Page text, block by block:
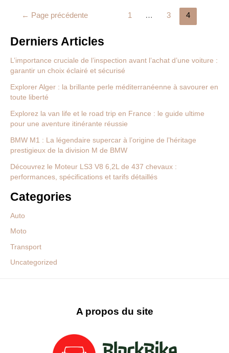
← Page précédente 1 … 3 4
Derniers Articles
L’importance cruciale de l’inspection avant l’achat d’une voiture :
garantir un choix éclairé et sécurisé
Explorer Alger : la brillante perle méditerranéenne à savourer en
toute liberté
Explorez la van life et le road trip en France : le guide ultime
pour une aventure itinérante réussie
BMW M1 : La légendaire supercar à l’origine de l’héritage
prestigieux de la division M de BMW
Découvrez le Moteur LS3 V8 6,2L de 437 chevaux :
performances, spécifications et tarifs détaillés
Categories
Auto
Moto
Transport
Uncategorized
A propos du site